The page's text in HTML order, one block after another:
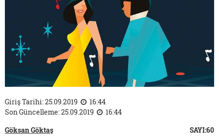
Giriş Tarihi: 25.09.2019
16:44
Son Güncelleme: 25.09.2019
16:44
Göksan Göktaş
SAYI:60